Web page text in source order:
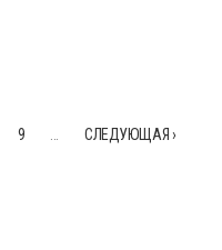
9 СЛЕДУЮЩАЯ ›